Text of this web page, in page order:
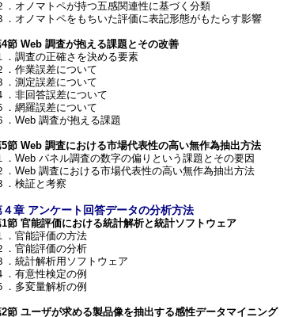
．オノマトペが持つ五感関連性に基づく分類
．オノマトペをもちいた評価に表記形態がもたらす影響
節 Web 調査が抱える課題とその改善
．調査の正確さを決める要素
．作業誤差について
．測定誤差について
．非回答誤差について
．網羅誤差について
．Web 調査が抱える課題
節 Web 調査における市場代表性の高い無作為抽出方法
Web パネル調査の数字の偏りという課題とその要因
．Web 調査における市場代表性の高い無作為抽出方法
．検証と考察
４章 アンケート回答データの分析方法
節 官能評価における統計解析と統計ソフトウェア
．官能評価の方法
．官能評価の分析
．統計解析用ソフトウェア
有意性検定の例
多変量解析の例
節 ユーザが求める製品像を抽出する感性データマイニング